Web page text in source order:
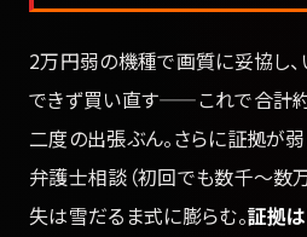
2万円弱の機種で画質に妥協し
できず買い直す——これで合計
二度の出張ぶん。さらに証拠が
弁護士相談（初回でも数千〜数
失は雪だるま式に膨らむ。証拠